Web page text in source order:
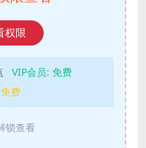
权限
VIP会员: 免费
免费
锁查看